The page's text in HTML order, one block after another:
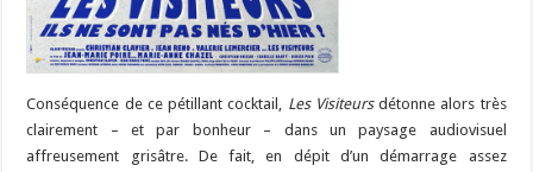
Conséquence de ce pétillant cocktail, Les Visiteursdétonne alors très
clairement – et par bonheur – dans un paysage audiovisuel
affreusement grisâtre. De fait, en dépit d’un démarrage assez